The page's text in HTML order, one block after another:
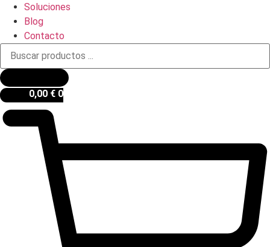
Soluciones
Blog
Contacto
Búsqueda
productos
0,00 € 0